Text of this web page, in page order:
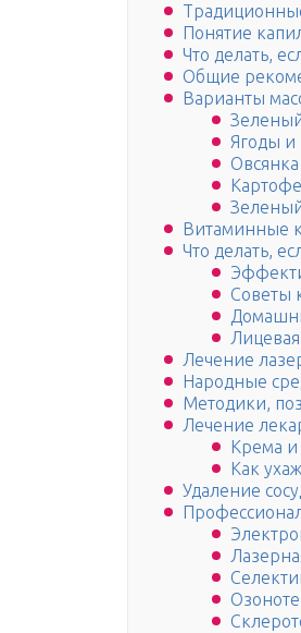
Понятие
Что делать,
Общие
Варианты
Ягоды и
Витаминные
Что делать,
Советы
Лечение
Народные
Методики,
Лечение
Крема и
Как
Удаление